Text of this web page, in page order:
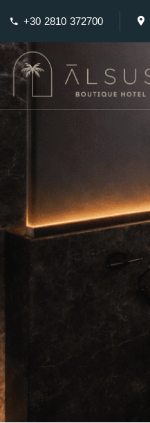
+30 2810 372700